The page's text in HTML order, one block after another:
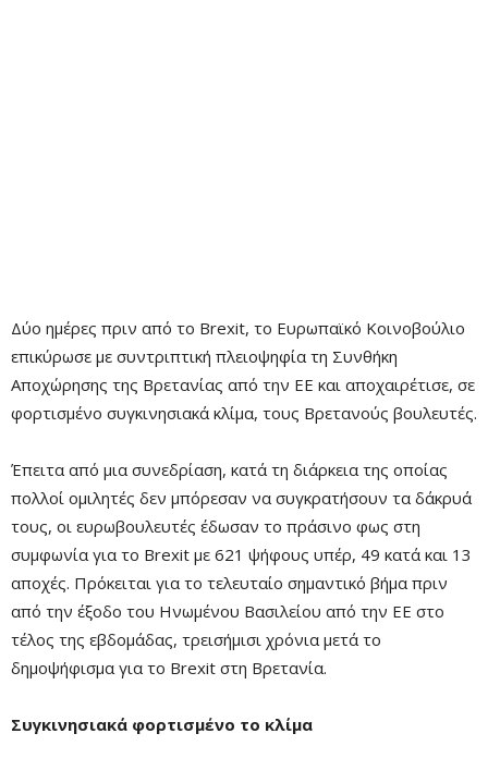
Δύο ημέρες πριν από το Brexit, το Ευρωπαϊκό Κοινοβούλιο
επικύρωσε με συντριπτική πλειοψηφία τη Συνθήκη
Αποχώρησης της Βρετανίας από την ΕΕ και αποχαιρέτισε, σε
φορτισμένο συγκινησιακά κλίμα, τους Βρετανούς βουλευτές.
Έπειτα από μια συνεδρίαση, κατά τη διάρκεια της οποίας
πολλοί ομιλητές δεν μπόρεσαν να συγκρατήσουν τα δάκρυά
τους, οι ευρωβουλευτές έδωσαν το πράσινο φως στη
συμφωνία για το Brexit με 621 ψήφους υπέρ, 49 κατά και 13
αποχές. Πρόκειται για το τελευταίο σημαντικό βήμα πριν
από την έξοδο του Ηνωμένου Βασιλείου από την ΕΕ στο
τέλος της εβδομάδας, τρεισήμισι χρόνια μετά το
δημοψήφισμα για το Brexit στη Βρετανία.
Συγκινησιακά φορτισμένο το κλίμα